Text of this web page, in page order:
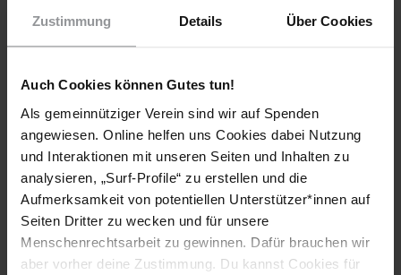
Zustimmung Details Über Cookies
Auch Cookies können Gutes tun!
Als gemeinnütziger Verein sind wir auf Spenden
angewiesen. Online helfen uns Cookies dabei Nutzung
und Interaktionen mit unseren Seiten und Inhalten zu
analysieren, „Surf-Profile“ zu erstellen und die
Aufmerksamkeit von potentiellen Unterstützer*innen auf
Seiten Dritter zu wecken und für unsere
Menschenrechtsarbeit zu gewinnen. Dafür brauchen wir
aber vorher deine Zustimmung. Du kannst Cookies für
Französischen von Ulrich Probst und Heide Müller. ­Brunnen
Verlag, Gießen 2018. 272 Seiten, 22 Euro.
Weitere Informationen
Länder
Demokratische Republik Kongo
Themen